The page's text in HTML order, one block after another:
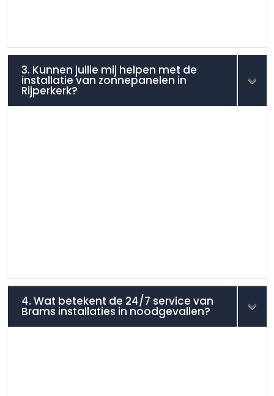
3. Kunnen jullie mij helpen met de
installatie van zonnepanelen in
Rijperkerk?
4. Wat betekent de 24/7 service van
Brams installaties in noodgevallen?